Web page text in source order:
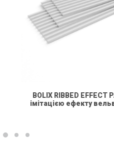
BOLIX RIBBED EFFECT
імітацією ефекту